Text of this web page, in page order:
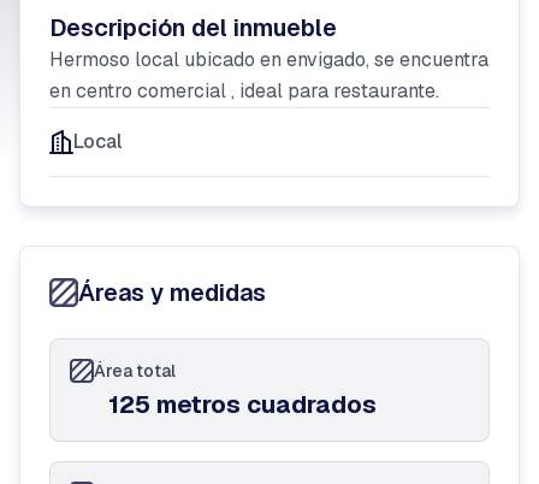
Descripción del inmueble
Hermoso local ubicado en envigado, se encuentra
en centro comercial , ideal para restaurante.
Local
Áreas y medidas
Área total
125 metros cuadrados